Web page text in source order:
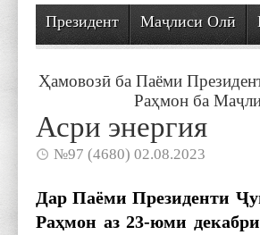
Президент Маҷлиси Олӣ
Ҳамовозӣ ба Паёми
Раҳмон ба
Асри энергия
№97 (4680) 02.08.2023
Дар Паёми Президенти
Раҳмон аз 23-юми